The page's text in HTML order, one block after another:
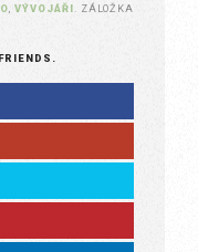
,VÝVOJÁŘI . ZÁLOŽKA